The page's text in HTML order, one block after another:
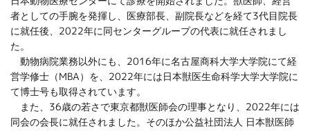
者としての手腕を発揮し、医療部長、副院長などを経て3代目院長
に就任後、2022年に同センターグループの代表に就任されまし
た。
動物病院業務以外にも、2016年に名古屋商科大学大学院にて経
営学修士（MBA）を、2022年には日本獣医生命科学大学大学院に
て博士号も取得されています。
また、36歳の若さで東京都獣医師会の理事となり、2022年には
同会の会長に就任されました。そのほか公益社団法人 日本獣医師